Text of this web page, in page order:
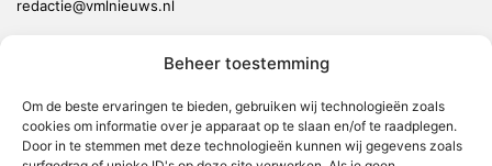
Beheer toestemming
Om de beste ervaringen te bieden, gebruiken wij technologieën zoals
cookies om informatie over je apparaat op te slaan en/of te raadplegen.
Door in te stemmen met deze technologieën kunnen wij gegevens zoals
redactie@vmlnieuws.nl
Leudal